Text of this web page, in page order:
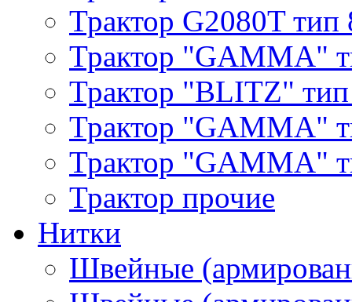
Трактор G2080T тип
Трактор "GAMMA"
Трактор "BLITZ"
Трактор "GAMMA"
Трактор "GAMMA"
Трактор прочие
Нитки
Швейные